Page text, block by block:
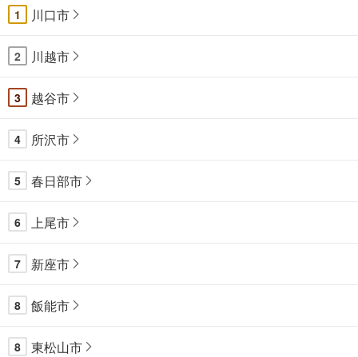
1 川口市
2 川越市
3 越谷市
4 所沢市
5 春日部市
6 上尾市
7 新座市
8 飯能市
8 東松山市